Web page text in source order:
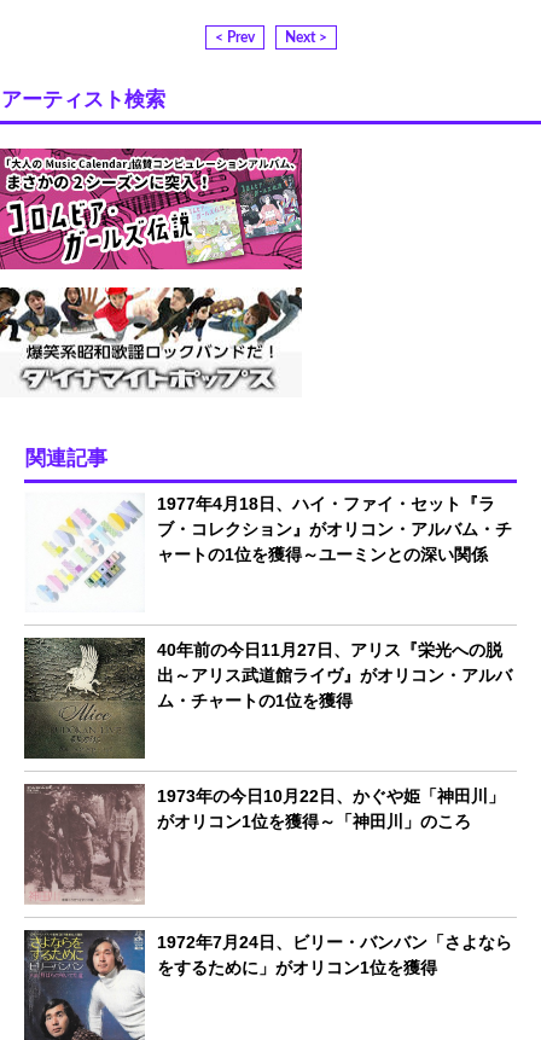
< Prev Next >
アーティスト検索
関連記事
1977年4月18日、ハイ・ファイ・セット『ラ
ブ・コレクション』がオリコン・アルバム・チ
ャートの1位を獲得～ユーミンとの深い関係
40年前の今日11月27日、アリス『栄光への脱
出～アリス武道館ライヴ』がオリコン・アルバ
ム・チャートの1位を獲得
1973年の今日10月22日、かぐや姫「神田川」
がオリコン1位を獲得～「神田川」のころ
1972年7月24日、ビリー・バンバン「さよなら
をするために」がオリコン1位を獲得